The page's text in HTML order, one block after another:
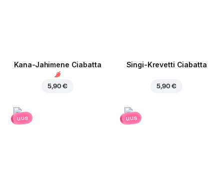
Kana-Jahimene Ciabatta
5,90 €
Singi-Krevetti Ciabatta
5,90 €
uus uus